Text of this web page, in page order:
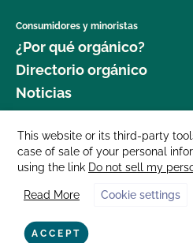
Consumidores y minoristas
¿Por qué orgánico?
Directorio orgánico
Noticias
Donar
Carreras profesionales
Sala de prensa
Contáctenos
877 Cedar Street, Suite 248, Santa
This website or its third-party
case of sale of your personal
using the link Do not sell my
Read More Cookie settings
ACCEPT